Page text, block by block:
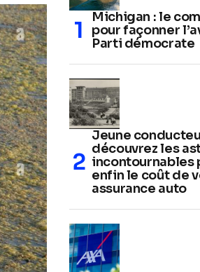
Michigan : le
pour façonner
Parti démocrate
Jeune
découvrez les
incontournables
enfin le coût de
assurance auto